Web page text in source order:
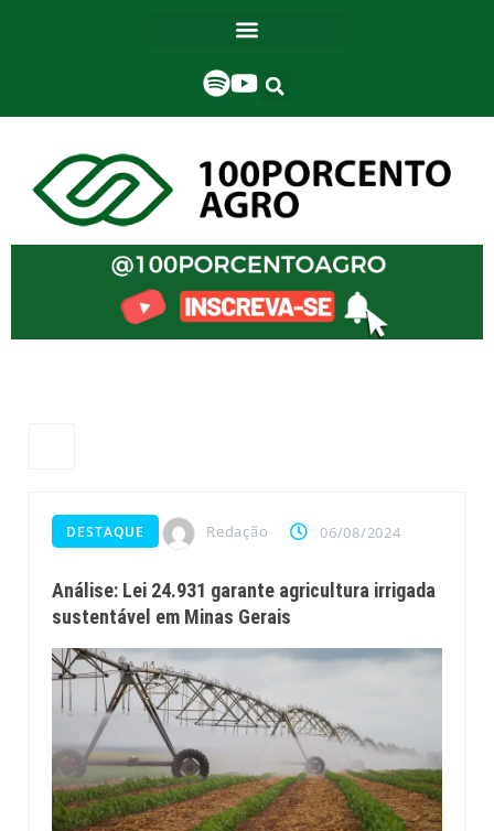
DESTAQUE Redação 06/08/2024
Análise: Lei 24.931 garante agricultura irrigada
sustentável em Minas Gerais